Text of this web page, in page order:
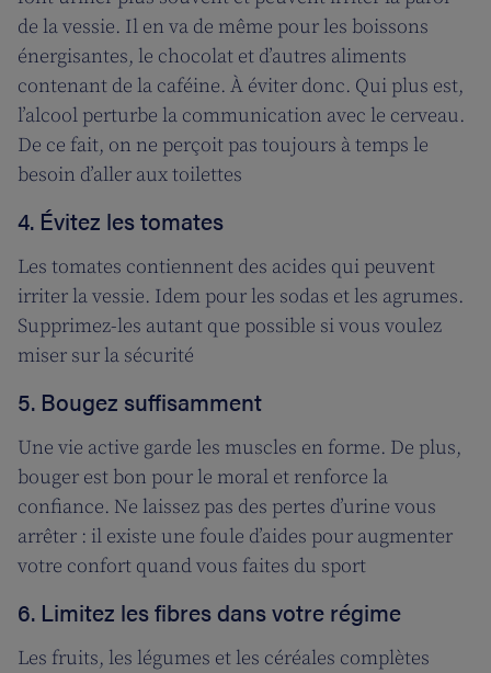
de la vessie. Il en va de même pour les boissons
énergisantes, le chocolat et d’autres aliments
contenant de la caféine. À éviter donc. Qui plus est,
l’alcool perturbe la communication avec le cerveau.
De ce fait, on ne perçoit pas toujours à temps le
besoin d’aller aux toilettes
4. Évitez les tomates
Les tomates contiennent des acides qui peuvent
irriter la vessie. Idem pour les sodas et les agrumes.
Supprimez-les autant que possible si vous voulez
miser sur la sécurité
5. Bougez suffisamment
Une vie active garde les muscles en forme. De plus,
bouger est bon pour le moral et renforce la
confiance. Ne laissez pas des pertes d’urine vous
arrêter : il existe une foule d’aides pour augmenter
votre confort quand vous faites du sport
6. Limitez les fibres dans votre régime
Les fruits, les légumes et les céréales complètes